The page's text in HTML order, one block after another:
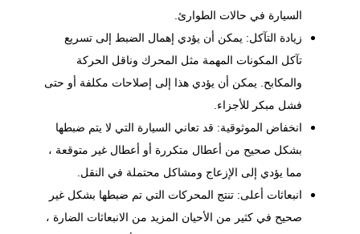
السيارة في حالات الطوارئ.
زيادة التآكل: يمكن أن يؤدي إهمال الضبط إلى تسريع
تآكل المكونات المهمة مثل المحرك وناقل الحركة
والمكابح. يمكن أن يؤدي هذا إلى إصلاحات مكلفة أو حتى
فشل مبكر للأجزاء.
انخفاض الموثوقية: قد تعاني السيارة التي لا يتم ضبطها
بشكل صحيح من أعطال متكررة أو أعطال غير متوقعة ،
مما يؤدي إلى الإزعاج ومشاكل محتملة في النقل.
انبعاثات أعلى: تنتج المحركات التي تم ضبطها بشكل غير
صحيح في كثير من الأحيان المزيد من الانبعاثات الضارة ،